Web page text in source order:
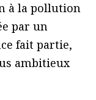
à la pollution
par un
fait partie,
ambitieux